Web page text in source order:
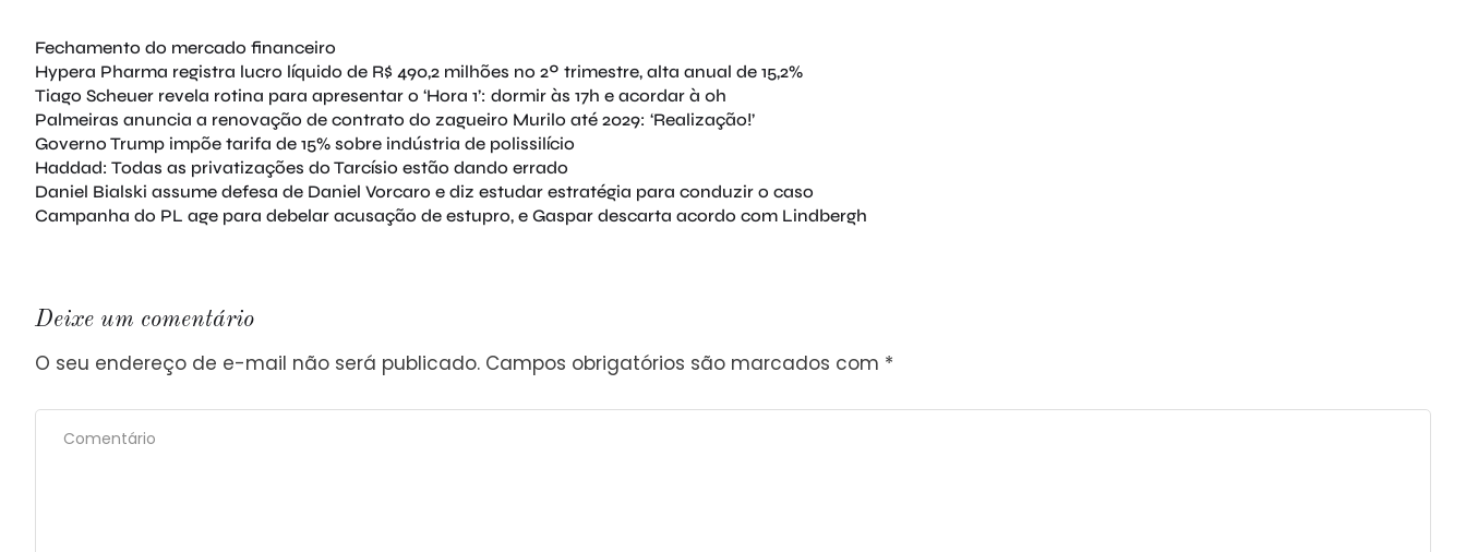
Fechamento do mercado financeiro
Hypera Pharma registra lucro líquido de R$ 490,2 milhões no 2º trimestre, alta anual de 15,2%
Tiago Scheuer revela rotina para apresentar o ‘Hora 1’: dormir às 17h e acordar à 0h
Palmeiras anuncia a renovação de contrato do zagueiro Murilo até 2029: ‘Realização!’
Governo Trump impõe tarifa de 15% sobre indústria de polissilício
Haddad: Todas as privatizações do Tarcísio estão dando errado
Daniel Bialski assume defesa de Daniel Vorcaro e diz estudar estratégia para conduzir o caso
Campanha do PL age para debelar acusação de estupro, e Gaspar descarta acordo com Lindbergh
Deixe um comentário
O seu endereço de e-mail não será publicado. Campos obrigatórios são marcados com *